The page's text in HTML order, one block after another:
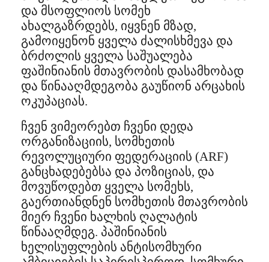
და მსოფლიოს სომეხ
ახალგაზრდებს, იყვნენ მზად,
გამოიყენონ ყველა ძალისხმევა და
ბრძოლის ყველა საშუალება
ფაშინიანის მთავრობის დასამხობად
და წინააღმდეგობა გაუწიონ არცახის
ოკუპაციას.
ჩვენ ვიმეორებთ ჩვენი დედა
ორგანიზაციის, სომხეთის
რევოლუციური ფედერაციის (ARF)
განცხადებებსა და პოზიციას, და
მოვუწოდებთ ყველა სომეხს,
გაერთიანდნენ სომხეთის მთავრობის
მიერ ჩვენი ხალხის ღალატის
წინააღმდეგ. პაშინიანის
ხელისუფლების ანტისომხური